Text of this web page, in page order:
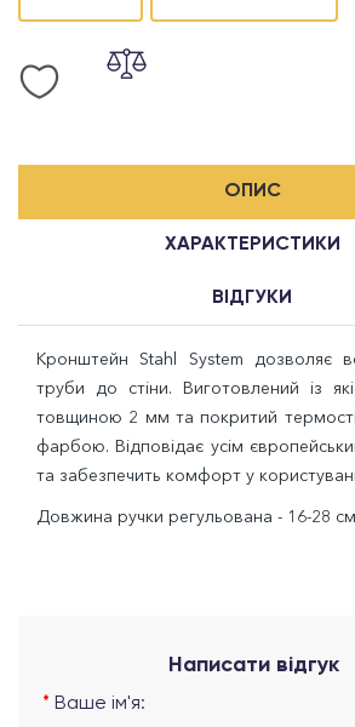
ОПИС
ХАРАКТЕРИСТИКИ
ВІДГУКИ
Кронштейн Stahl System дозволяє
труби до стіни. Виготовлений із
товщиною 2 мм та покритий
фарбою. Відповідає усім
та забезпечить комфорт у
Довжина ручки регульована - 16-28
Написати відгук
Ваше ім'я: